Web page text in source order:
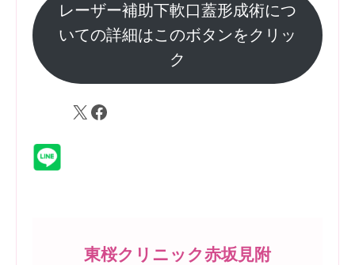
レーザー補助下軟口蓋形成術につ
いての詳細はこのボタンをクリッ
ク
X Facebook
東桜クリニック赤坂見附